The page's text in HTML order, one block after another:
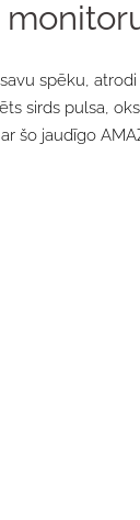
spēku,
sirds pulsa,
šo jaudīgo